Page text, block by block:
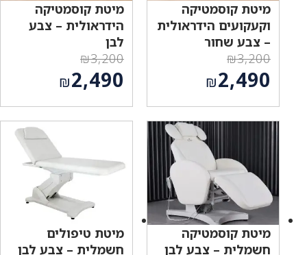
מיטת קוסמטיקה
וקעקועים הידראולית
– צבע שחור
₪3,200
המחיר
המקורי
היה:
₪3,200.
₪2,490
הנוכחי
מיטת קוסמטיקה
הידראולית – צבע
לבן
₪3,200
המחיר
המקורי
היה:
₪3,200.
₪2,490
הנוכחי
מיטת קוסמטיקה
חשמלית – צבע לבן
מיטת טיפולים
חשמלית – צבע לבן